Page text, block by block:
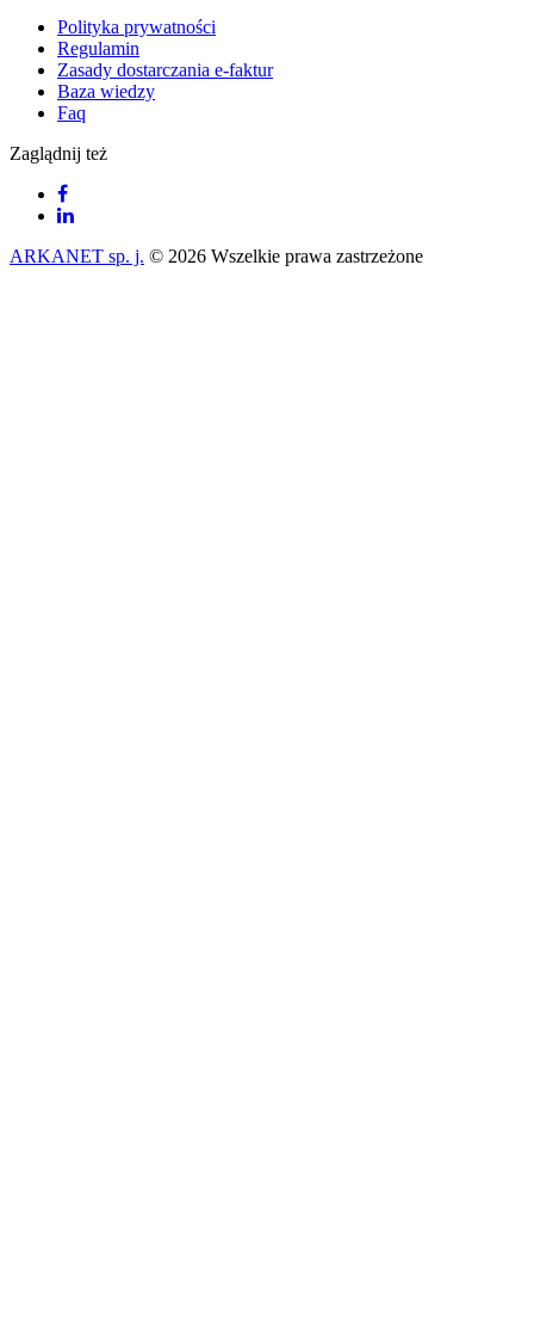
Polityka prywatności
Regulamin
Zasady dostarczania e-faktur
Baza wiedzy
Faq
Zaglądnij też
ARKANET sp. j. © 2026 Wszelkie prawa zastrzeżone